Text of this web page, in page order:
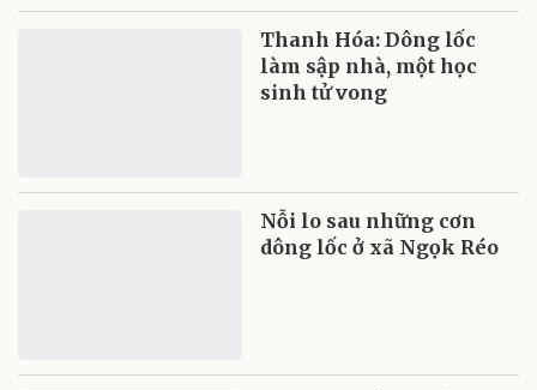
Thanh Hóa: Dông lốc
làm sập nhà, một học
sinh tử vong
Nỗi lo sau những cơn
dông lốc ở xã Ngọk Réo